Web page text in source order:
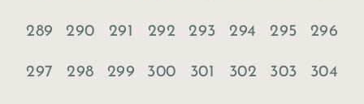
289 290 291 292 293 294 295 296
297 298 299 300 301 302 303 304